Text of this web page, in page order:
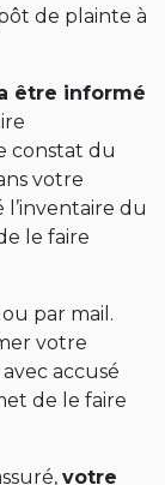
de plainte à
être informé
constat du
votre
l’inventaire du
le faire
par mail.
votre
accusé
de le faire
votre